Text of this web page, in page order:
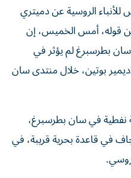
الروسية عن ​دميتري
قوله، أمس الخميس، إن
بطرسبرغ لم يؤثر في
بوتين، خلال منتدى سان
في سان بطرسبرغ،
​في ‌قاعدة بحرية ‌قريبة، في